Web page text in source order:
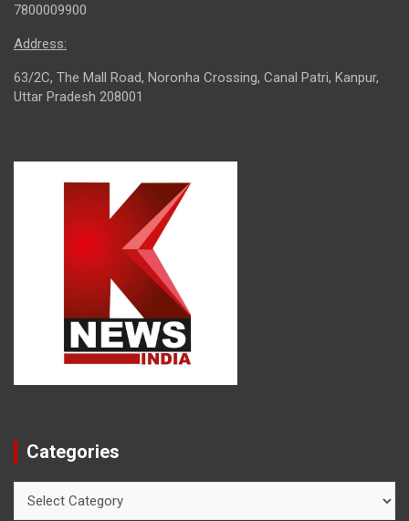
7800009900
Address:
63/2C, The Mall Road, Noronha Crossing, Canal Patri, Kanpur,
Uttar Pradesh 208001
Categories